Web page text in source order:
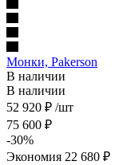
Монки, Pakerson
В наличии
В наличии
52 920 ₽ /шт
75 600 ₽
-30%
Экономия 22 680 ₽